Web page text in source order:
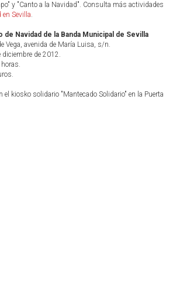
y "Canto a la Navidad". Consulta más actividades
en Sevilla.
Navidad de la Banda Municipal de Sevilla
Vega, avenida de María Luisa, s/n.
diciembre de 2012.
el kiosko solidario "Mantecado Solidario" en la Puerta